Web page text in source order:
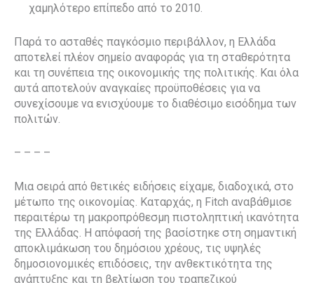
χαμηλότερο επίπεδο από το 2010.
Παρά το ασταθές παγκόσμιο περιβάλλον, η Ελλάδα
αποτελεί πλέον σημείο αναφοράς για τη σταθερότητα
και τη συνέπεια της οικονομικής της πολιτικής. Και όλα
αυτά αποτελούν αναγκαίες προϋποθέσεις για να
συνεχίσουμε να ενισχύουμε το διαθέσιμο εισόδημα των
πολιτών.
– – – –
Μια σειρά από θετικές ειδήσεις είχαμε, διαδοχικά, στο
μέτωπο της οικονομίας. Καταρχάς, η Fitch αναβάθμισε
περαιτέρω τη μακροπρόθεσμη πιστοληπτική ικανότητα
της Ελλάδας. Η απόφασή της βασίστηκε στη σημαντική
αποκλιμάκωση του δημόσιου χρέους, τις υψηλές
δημοσιονομικές επιδόσεις, την ανθεκτικότητα της
ανάπτυξης και τη βελτίωση του τραπεζικού